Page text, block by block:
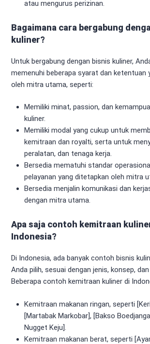
atau mengurus perizinan.
Bagaimana cara bergabung
kuliner?
Untuk bergabung dengan bisnis kuliner,
memenuhi beberapa syarat dan ketentuan
oleh mitra utama, seperti:
Memiliki minat, passion, dan
kuliner.
Memiliki modal yang cukup untuk
kemitraan dan royalti, serta untuk
peralatan, dan tenaga kerja.
Bersedia mematuhi standar
pelayanan yang ditetapkan oleh mitra
Bersedia menjalin komunikasi dan
dengan mitra utama.
Apa saja contoh kemitraan
Indonesia?
Di Indonesia, ada banyak contoh bisnis
Anda pilih, sesuai dengan jenis, konsep,
Beberapa contoh kemitraan kuliner di
Kemitraan makanan ringan, seperti
[Martabak Markobar], [Bakso
Nugget Keju].
Kemitraan makanan berat, seperti